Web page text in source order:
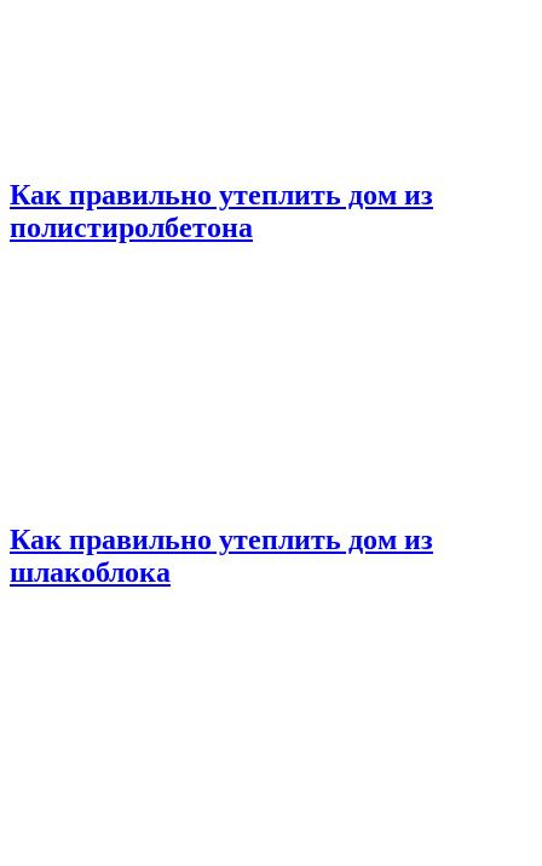
Как правильно утеплить дом из
полистиролбетона
Как правильно утеплить дом из
шлакоблока